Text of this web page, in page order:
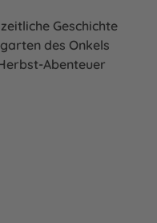
Geschichte
des Onkels
Abenteuer